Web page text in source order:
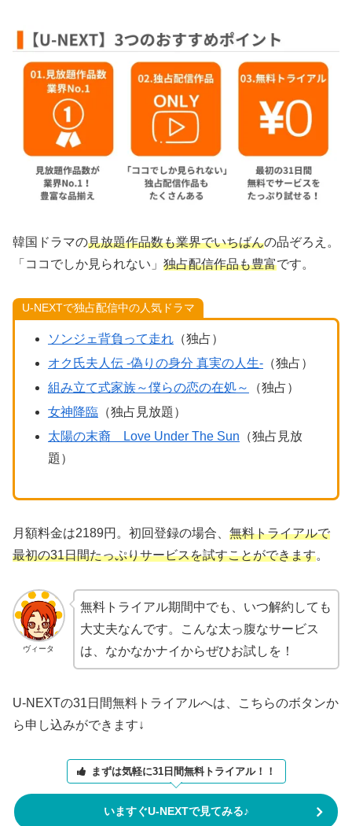
韓国ドラマの見放題作品数も業界でいちばんの品ぞろえ。
「ココでしか見られない」 独占配信作品も豊富です。
U-NEXTで独占配信中の人気ドラマ
ソンジェ背負って走れ（独占）
オク氏夫人伝 -偽りの身分 真実の人生-（独占）
組み立て式家族～僕らの恋の在処～
（独占）
女神降臨（独占見放題）
太陽の末裔 Love Under The Sun （独占見放
題）
月額料金は2189円。初回登録の場合、 無料トライアルで
最初の31日間たっぷりサービスを試すことができます。
ヴィータ
無料トライアル期間中でも、いつ解約しても
大丈夫なんです。こんな太っ腹なサービス
は、なかなかナイからぜひお試しを！
U-NEXTの31日間無料トライアルへは、こちらのボタンか
ら申し込みができます↓
まずは気軽に31日間無料トライアル！！
いますぐU-NEXTで見てみる♪